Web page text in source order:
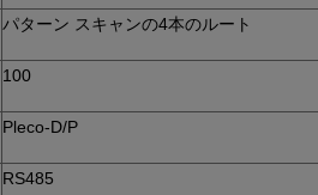
パターン スキャンの4本のルート
100
Pleco-D/P
RS485